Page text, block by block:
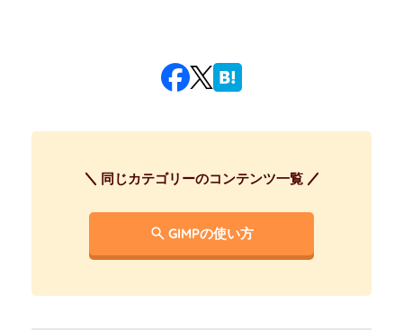
同じカテゴリーのコンテンツ一覧
GIMPの使い方